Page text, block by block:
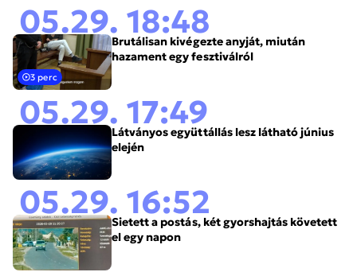
05.29. 18:48
3 perc
Brutálisan kivégezte anyját, miután
hazament egy fesztiválról
05.29. 17:49Látványos együttállás lesz látható június
elején
05.29. 16:52
Sietett a postás, két gyorshajtás követett
el egy napon